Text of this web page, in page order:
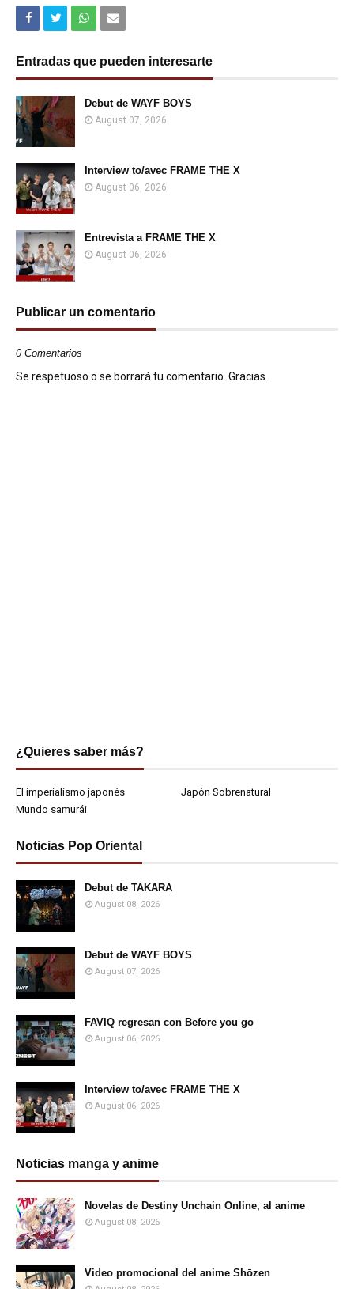
Entradas que pueden interesarte
Debut de WAYF BOYS
August 07, 2026
Interview to/avec FRAME THE X
August 06, 2026
Entrevista a FRAME THE X
August 06, 2026
Publicar un comentario
0 Comentarios
Se respetuoso o se borrará tu comentario. Gracias.
¿Quieres saber más?
El imperialismo japonés
Japón Sobrenatural
Mundo samurái
Noticias Pop Oriental
Debut de TAKARA
August 08, 2026
Debut de WAYF BOYS
August 07, 2026
FAVIQ regresan con Before you go
August 06, 2026
Interview to/avec FRAME THE X
August 06, 2026
Noticias manga y anime
Novelas de Destiny Unchain Online, al anime
August 08, 2026
Video promocional del anime Shōzen